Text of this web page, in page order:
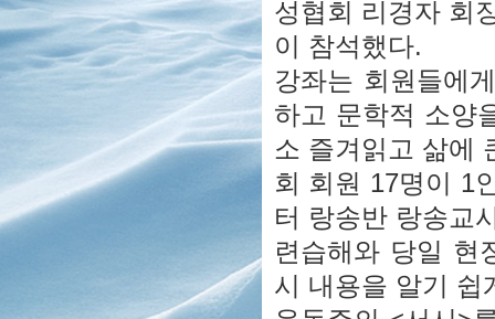
성협회 리경자 회
이 참석했다.
강좌는 회원들에
하고 문학적 소양
소 즐겨읽고 삶에
회 회원 17명이 1
터 랑송반 랑송교
련습해와 당일 현
시 내용을 알기 쉽